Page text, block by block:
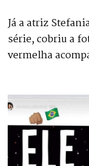
Já a atriz
série, cobriu a
vermelha